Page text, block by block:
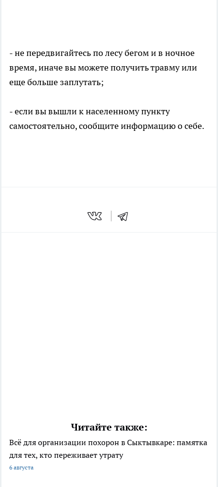
- не передвигайтесь по лесу бегом и в ночное
время, иначе вы можете получить травму или
еще больше заплутать;
- если вы вышли к населенному пункту
самостоятельно, сообщите информацию о себе.
Читайте также:
Всё для организации похорон в Сыктывкаре: памятка
для тех, кто переживает утрату
6 августа